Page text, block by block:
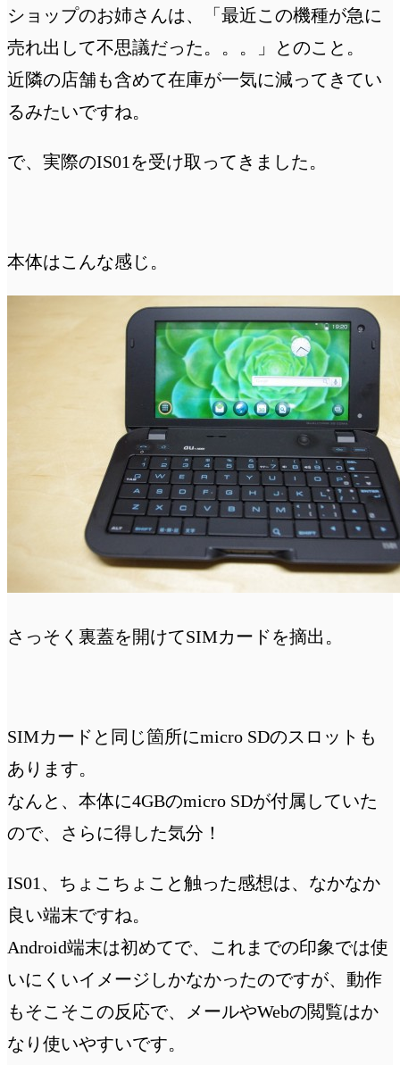
ショップのお姉さんは、「最近この機種が急に
売れ出して不思議だった。。。」とのこと。
近隣の店舗も含めて在庫が一気に減ってきてい
るみたいですね。
で、実際のIS01を受け取ってきました。
本体はこんな感じ。
さっそく裏蓋を開けてSIMカードを摘出。
SIMカードと同じ箇所にmicro SDのスロットも
あります。
なんと、本体に4GBのmicro SDが付属していた
ので、さらに得した気分！
IS01、ちょこちょこと触った感想は、なかなか
良い端末ですね。
Android端末は初めてで、これまでの印象では使
いにくいイメージしかなかったのですが、動作
もそこそこの反応で、メールやWebの閲覧はか
なり使いやすいです。